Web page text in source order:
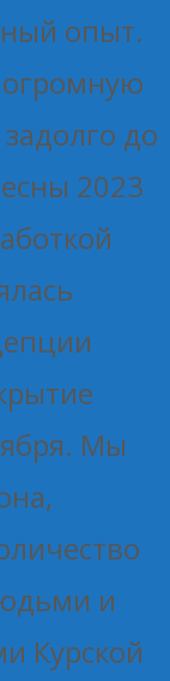
опыт.
огромную
до
2023
Мы
и
Курской